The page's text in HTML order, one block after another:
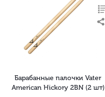
Барабанные палочки Vater
American Hickory 2BN (2 шт)